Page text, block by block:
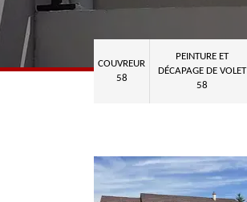
COUVREUR
58
PEINTURE ET
DÉCAPAGE DE VOLET
58